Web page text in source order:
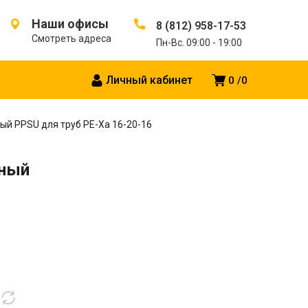
Наши офисы
Смотреть адреса
8 (812) 958-17-53
Пн-Вс. 09:00 - 19:00
0 0
Личный кабинет
PPSU для труб PE-Xa 16-20-16